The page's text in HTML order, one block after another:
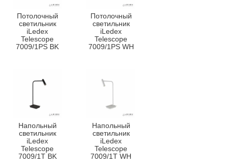
Потолочный
светильник
iLedex
Telescope
7009/1PS BK
Потолочный
светильник
iLedex
Telescope
7009/1PS WH
Напольный
светильник
iLedex
Telescope
7009/1T BK
Напольный
светильник
iLedex
Telescope
7009/1T WH